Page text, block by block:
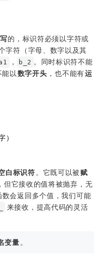
的，标识符必须以字符或
字符（字母、数字以及其
， b_2 。同时标识符不能
能以 数字开头 ，也不能有运
）
白标识符 。它既可以被赋
但它接收的值将被抛弃，无
会返回多个值，我们可能
来接收，提高代码的灵活
变量。